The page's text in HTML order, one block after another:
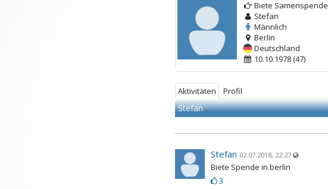
Biete Samenspende
Stefan
Männlich
Berlin
Deutschland
10.10.1978 (47)
Aktivitäten Profil
Stefan
Stefan 02.07.2018, 22:27
Biete Spende in berlin
3